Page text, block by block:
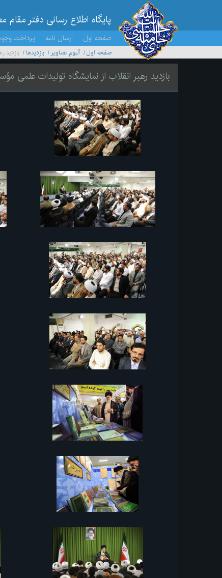
پایگاه اطلاع رسانی دفتر مقام
صفحه اول ارسال نامه پرداخت
صفحه اول آلبوم تصاویر بازديدها بازدید
بازدید رهبر انقلاب از نمایشگاه تولیدات